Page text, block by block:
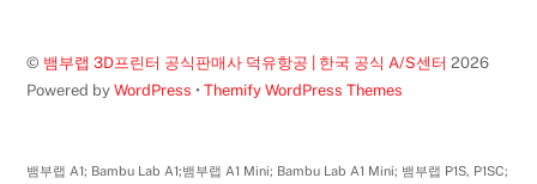
© 뱀부랩 3D프린터 공식판매사 덕유항공 | 한국 공식 A/S센터 2026
Powered byWordPress •Themify WordPress Themes
뱀부랩 A1; Bambu Lab A1;뱀부랩 A1 Mini; Bambu Lab A1 Mini; 뱀부랩 P1S, P1SC;